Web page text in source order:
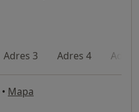
Adres 3 Adres 4 Adres 5
• Mapa